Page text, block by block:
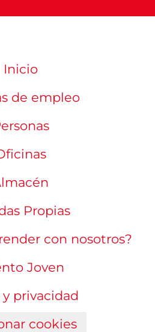
Inicio
de empleo
Propias
con nosotros?
Joven
y privacidad
cookies